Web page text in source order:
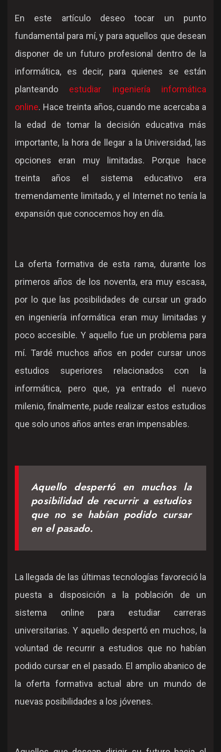
En este artículo deseo tocar un punto
fundamental para mí, y para aquellos que desean
disponer de un futuro profesional dentro de la
informática, es decir, para quienes se están
planteando estudiar ingeniería informática
online. Hace treinta años, cuando me acercaba a
la edad de tomar la decisión educativa más
importante, la hora de llegar a la Universidad, las
opciones eran muy limitadas. Porque hace
treinta años el sistema educativo era
tremendamente limitado, y el Internet no tenía la
expansión que conocemos hoy en día.
La oferta formativa de esta rama, durante los
primeros años de los noventa, era muy escasa,
por lo que las posibilidades de cursar un grado
en ingeniería informática eran muy limitadas y
poco accesible. Y aquello fue un problema para
mí. Tardé muchos años en poder cursar unos
estudios superiores relacionados con la
informática, pero que, ya entrado el nuevo
milenio, finalmente, pude realizar estos estudios
que solo unos años antes eran impensables.
Aquello despertó en muchos la
posibilidad de recurrir a estudios
que no se habían podido cursar
en el pasado.
La llegada de las últimas tecnologías favoreció la
puesta a disposición a la población de un
sistema online para estudiar carreras
universitarias. Y aquello despertó en muchos, la
voluntad de recurrir a estudios que no habían
podido cursar en el pasado. El amplio abanico de
la oferta formativa actual abre un mundo de
nuevas posibilidades a los jóvenes.